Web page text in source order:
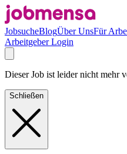
JobsucheBlogÜber UnsFür
Arbeitgeber Login
Dieser Job ist leider nicht mehr
Schließen